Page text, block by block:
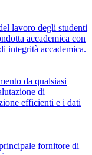
lavoro degli studenti
accademica con
integrità accademica.
da qualsiasi
di
efficienti e i dati
fornitore di